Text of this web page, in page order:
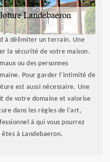
à délimiter un terrain. Une
la sécurité de votre maison.
ou des personnes
Pour garder l’intimité de
est aussi nécessaire. Une
de votre domaine et valorise
dans les règles de l’art,
à qui vous pourrez
à Landebaeron.